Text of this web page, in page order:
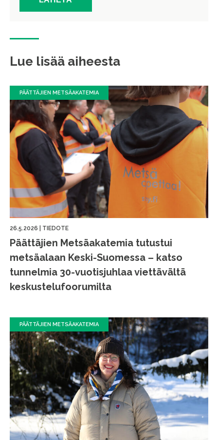
Lue lisää aiheesta
PÄÄTTÄJIEN METSÄAKATEMIA
26.5.2026 TIEDOTE
Päättäjien Metsäakatemia tutustui
metsäalaan Keski-Suomessa – katso
tunnelmia 30-vuotisjuhlaa viettävältä
keskustelufoorumilta
PÄÄTTÄJIEN METSÄAKATEMIA